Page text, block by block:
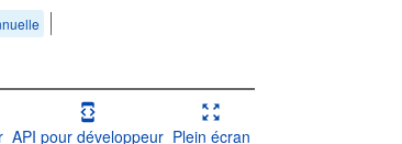
API pour développeur Plein écran